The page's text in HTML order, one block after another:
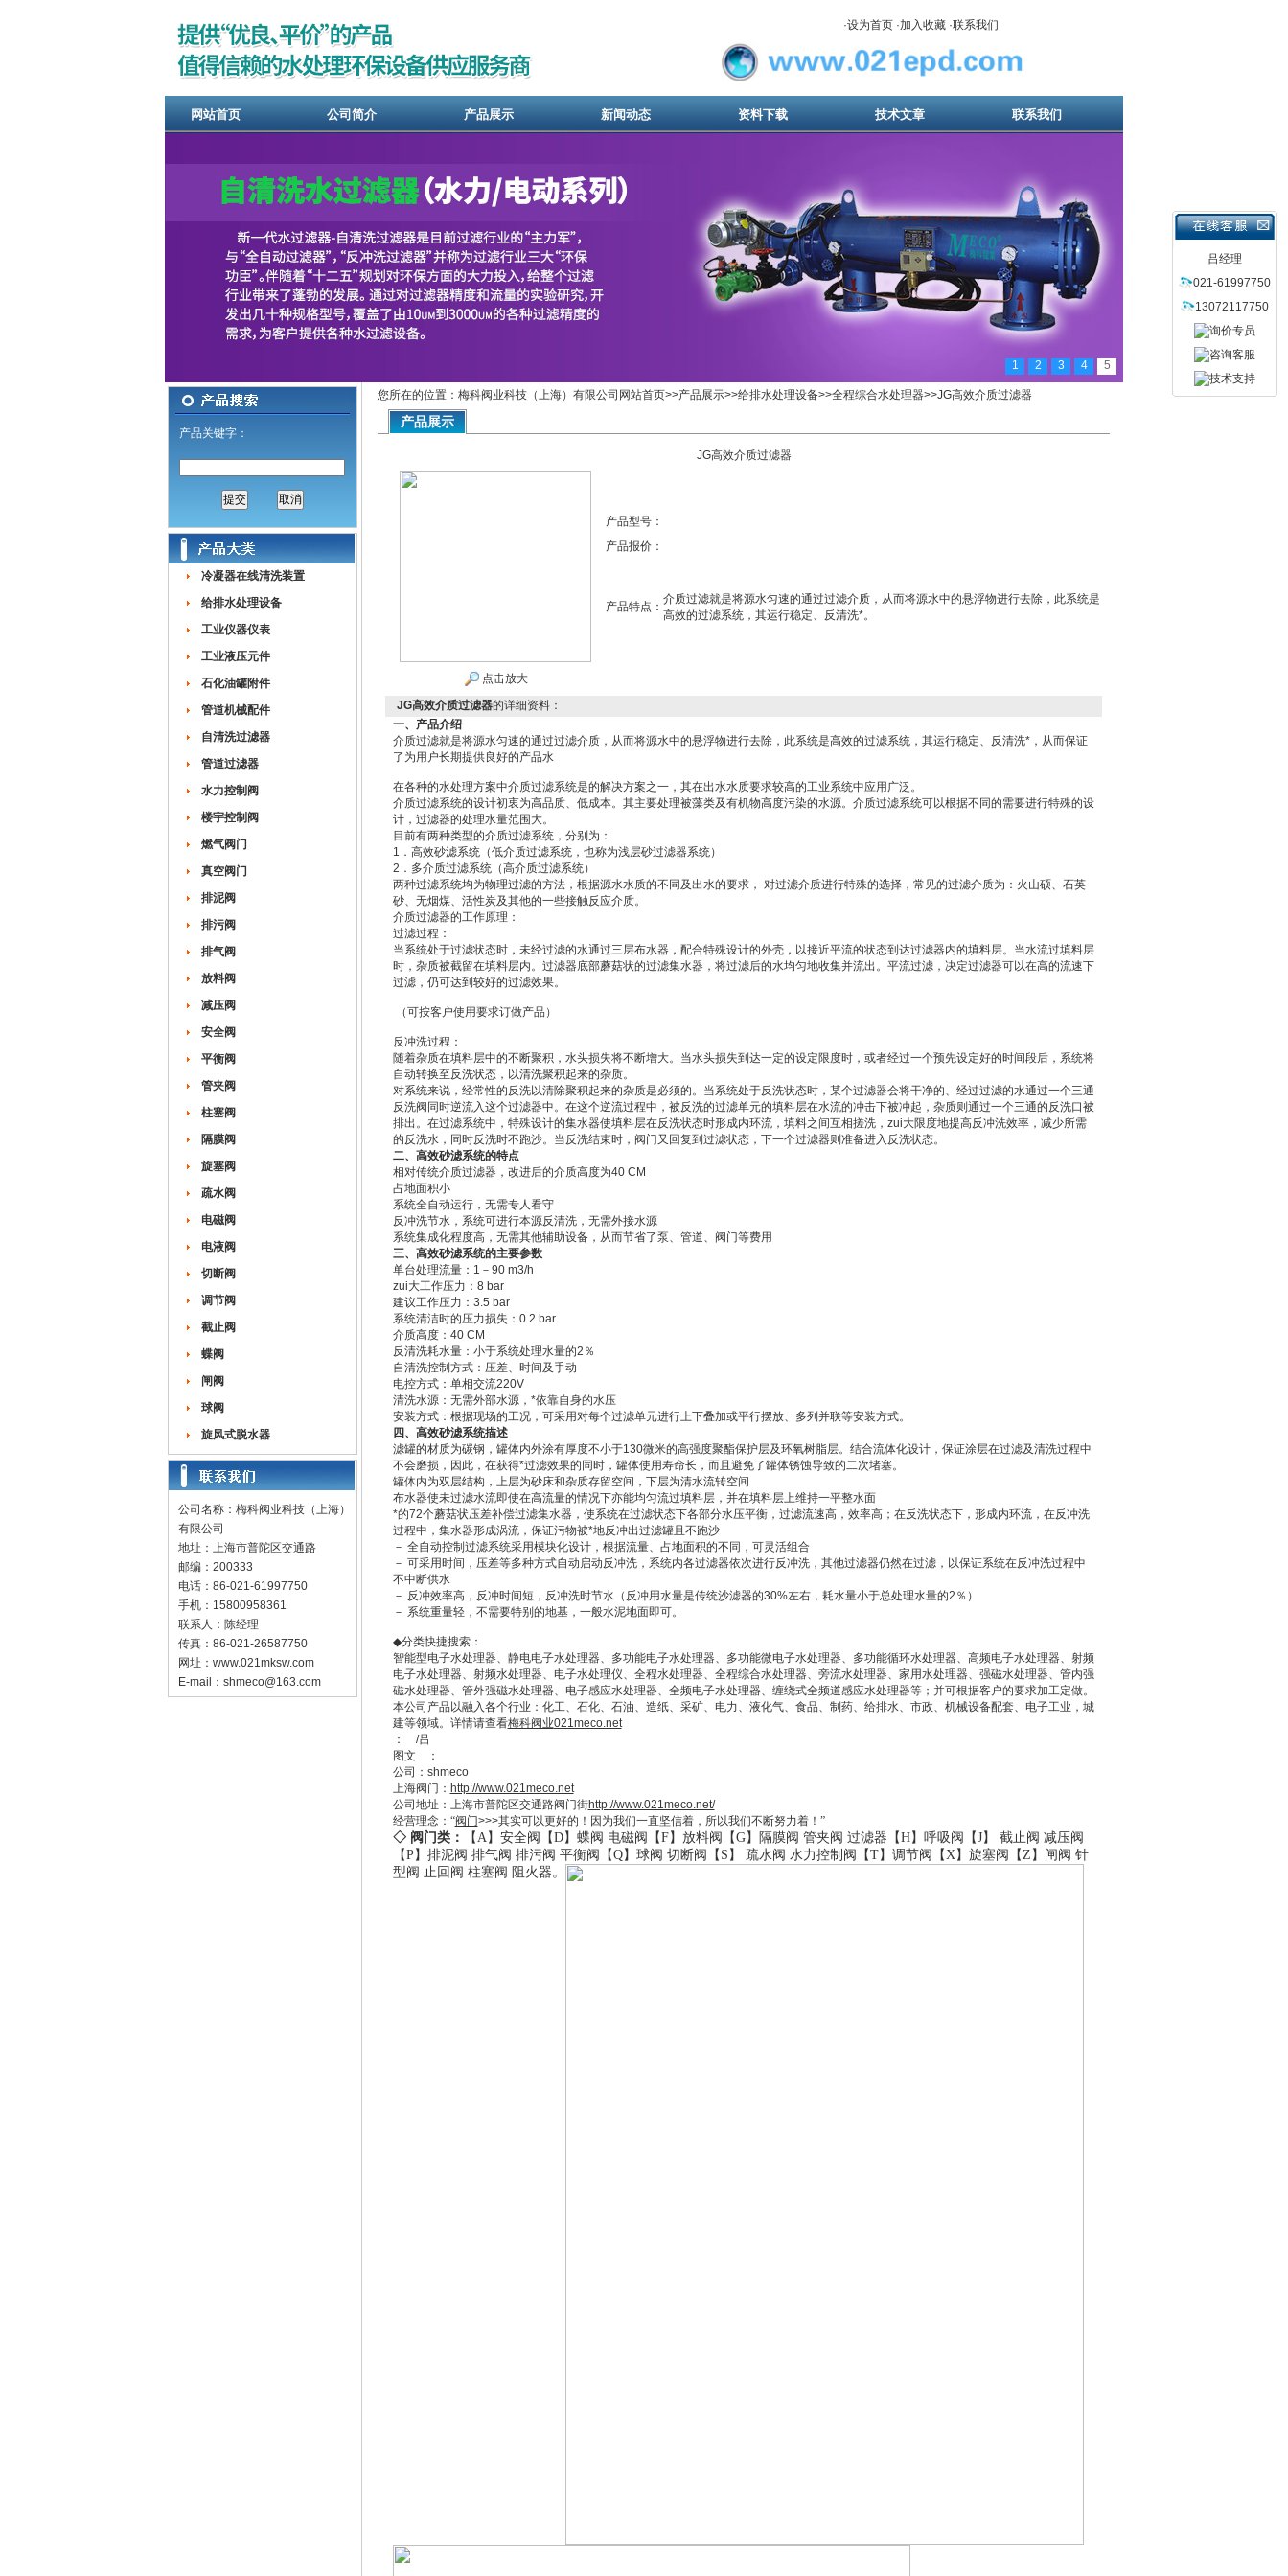
·设为首页 ·加入收藏 ·联系我们
网站首页 公司简介 产品展示 新闻动态 资料下载 技术文章 联系我们
1 2 3 4 5
吕经理
021-61997750
13072117750
产品关键字：
冷凝器在线清洗装置
给排水处理设备
工业仪器仪表
工业液压元件
石化油罐附件
管道机械配件
自清洗过滤器
管道过滤器
水力控制阀
楼宇控制阀
燃气阀门
真空阀门
排泥阀
排污阀
排气阀
放料阀
减压阀
安全阀
平衡阀
管夹阀
柱塞阀
隔膜阀
旋塞阀
疏水阀
电磁阀
电液阀
切断阀
调节阀
截止阀
蝶阀
闸阀
球阀
旋风式脱水器
公司名称：梅科阀业科技（上海）
有限公司
地址：上海市普陀区交通路
邮编：200333
电话：86-021-61997750
手机：15800958361
联系人：陈经理
传真：86-021-26587750
网址： www.021mksw.com
E-mail： shmeco@163.com
您所在的位置：梅科阀业科技（上海）有限公司网站首页>>产品展示>>给排水处理设备>>全程综合水处理器>>JG高效介质过滤器
产品展示
JG高效介质过滤器
点击放大
产品型号：
产品报价：
产品特点：
介质过滤就是将源水匀速的通过过滤介质，从而将源水中的悬浮物进行去除，此系统是
高效的过滤系统，其运行稳定、反清洗*。
JG高效介质过滤器的详细资料：
一、产品介绍
介质过滤就是将源水匀速的通过过滤介质，从而将源水中的悬浮物进行去除，此系统是高效的过滤系统，其运行稳定、反清洗*，从而保证
了为用户长期提供良好的产品水
在各种的水处理方案中介质过滤系统是的解决方案之一，其在出水水质要求较高的工业系统中应用广泛。
介质过滤系统的设计初衷为高品质、低成本。其主要处理被藻类及有机物高度污染的水源。介质过滤系统可以根据不同的需要进行特殊的设
计，过滤器的处理水量范围大。
目前有两种类型的介质过滤系统，分别为：
1．高效砂滤系统（低介质过滤系统，也称为浅层砂过滤器系统）
2．多介质过滤系统（高介质过滤系统）
两种过滤系统均为物理过滤的方法，根据源水水质的不同及出水的要求， 对过滤介质进行特殊的选择，常见的过滤介质为：火山硕、石英
砂、无烟煤、活性炭及其他的一些接触反应介质。
介质过滤器的工作原理：
过滤过程：
当系统处于过滤状态时，未经过滤的水通过三层布水器，配合特殊设计的外壳，以接近平流的状态到达过滤器内的填料层。当水流过填料层
时，杂质被截留在填料层内。过滤器底部蘑菇状的过滤集水器，将过滤后的水均匀地收集并流出。平流过滤，决定过滤器可以在高的流速下
过滤，仍可达到较好的过滤效果。
（可按客户使用要求订做产品）
反冲洗过程：
随着杂质在填料层中的不断聚积，水头损失将不断增大。当水头损失到达一定的设定限度时，或者经过一个预先设定好的时间段后，系统将
自动转换至反洗状态，以清洗聚积起来的杂质。
对系统来说，经常性的反洗以清除聚积起来的杂质是必须的。当系统处于反洗状态时，某个过滤器会将干净的、经过过滤的水通过一个三通
反洗阀同时逆流入这个过滤器中。在这个逆流过程中，被反洗的过滤单元的填料层在水流的冲击下被冲起，杂质则通过一个三通的反洗口被
排出。在过滤系统中，特殊设计的集水器使填料层在反洗状态时形成内环流，填料之间互相搓洗，zui大限度地提高反冲洗效率，减少所需
的反洗水，同时反洗时不跑沙。当反洗结束时，阀门又回复到过滤状态，下一个过滤器则准备进入反洗状态。
二、高效砂滤系统的特点
相对传统介质过滤器，改进后的介质高度为40 CM
占地面积小
系统全自动运行，无需专人看守
反冲洗节水，系统可进行本源反清洗，无需外接水源
系统集成化程度高，无需其他辅助设备，从而节省了泵、管道、阀门等费用
三、高效砂滤系统的主要参数
单台处理流量：1－90 m3/h
zui大工作压力：8 bar
建议工作压力：3.5 bar
系统清洁时的压力损失：0.2 bar
介质高度：40 CM
反清洗耗水量：小于系统处理水量的2％
自清洗控制方式：压差、时间及手动
电控方式：单相交流220V
清洗水源：无需外部水源，*依靠自身的水压
安装方式：根据现场的工况，可采用对每个过滤单元进行上下叠加或平行摆放、多列并联等安装方式。
四、高效砂滤系统描述
滤罐的材质为碳钢，罐体内外涂有厚度不小于130微米的高强度聚酯保护层及环氧树脂层。结合流体化设计，保证涂层在过滤及清洗过程中
不会磨损，因此，在获得*过滤效果的同时，罐体使用寿命长，而且避免了罐体锈蚀导致的二次堵塞。
罐体内为双层结构，上层为砂床和杂质存留空间，下层为清水流转空间
布水器使未过滤水流即使在高流量的情况下亦能均匀流过填料层，并在填料层上维持一平整水面
*的72个蘑菇状压差补偿过滤集水器，使系统在过滤状态下各部分水压平衡，过滤流速高，效率高；在反洗状态下，形成内环流，在反冲洗
过程中，集水器形成涡流，保证污物被*地反冲出过滤罐且不跑沙
－ 全自动控制过滤系统采用模块化设计，根据流量、占地面积的不同，可灵活组合
－ 可采用时间，压差等多种方式自动启动反冲洗，系统内各过滤器依次进行反冲洗，其他过滤器仍然在过滤，以保证系统在反冲洗过程中
不中断供水
－ 反冲效率高，反冲时间短，反冲洗时节水（反冲用水量是传统沙滤器的30%左右，耗水量小于总处理水量的2％）
－ 系统重量轻，不需要特别的地基，一般水泥地面即可。
◆分类快捷搜索：
智能型电子水处理器、 静电电子水处理器、 多功能电子水处理器、 多功能微电子水处理器、 多功能循环水处理器、 高频电子水处理器、 射频
电子水处理器、 射频水处理器、 电子水处理仪、 全程水处理器、全程综合水处理器、 旁流水处理器、 家用水处理器、 强磁水处理器、管内强
磁水处理器、管外强磁水处理器、
电子感应水处理器、全频电子水处理器、缠绕式全频道感应水处理器等；并可根据客户的要求加工定做。
本公司产品以融入各个行业：化工、石化、石油、造纸、采矿、电力、液化气、食品、制药、给排水、市政、机械设备配套、电子工业，城
建等领域。详情请查看梅科阀业021meco.net
：
/吕
图文
：
公司： shmeco
上海阀门： http://www.021meco.net
公司地址：上海市普陀区交通路阀门街http://www.021meco.net/
经营理念： “阀门>>>其实可以更好的！因为我们一直坚信着，所以我们不断努力着！ ”
◇ 阀门类： 【A】 安全阀 【D】 蝶阀 电磁阀 【F】 放料阀 【G】 隔膜阀 管夹阀 过滤器 【H】 呼吸阀 【J】 截止阀 减压阀
【P】 排泥阀 排气阀 排污阀 平衡阀 【Q】 球阀 切断阀 【S】 疏水阀 水力控制阀 【T】 调节阀 【X】 旋塞阀 【Z】 闸阀 针
型阀 止回阀 柱塞阀 阻火器。